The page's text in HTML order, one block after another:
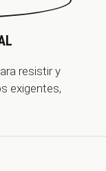
resistir y
exigentes,